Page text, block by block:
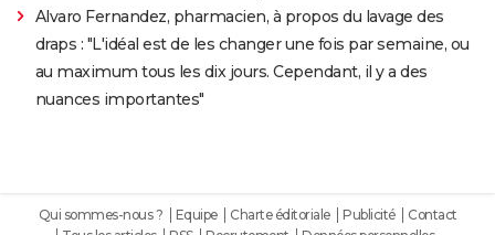
Alvaro Fernandez, pharmacien, à propos du lavage des
draps : "L'idéal est de les changer une fois par semaine, ou
au maximum tous les dix jours. Cependant, il y a des
nuances importantes"
Qui sommes-nous ? Equipe Charte éditoriale Publicité
Contact